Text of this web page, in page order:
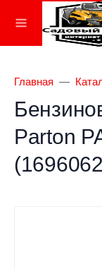
Главная
Parton